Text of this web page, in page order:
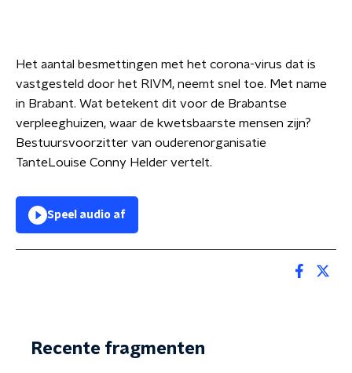
Het aantal besmettingen met het corona-virus dat is
vastgesteld door het RIVM, neemt snel toe. Met name
in Brabant. Wat betekent dit voor de Brabantse
verpleeghuizen, waar de kwetsbaarste mensen zijn?
Bestuursvoorzitter van ouderenorganisatie
TanteLouise Conny Helder vertelt.
Speel audio af
Recente fragmenten